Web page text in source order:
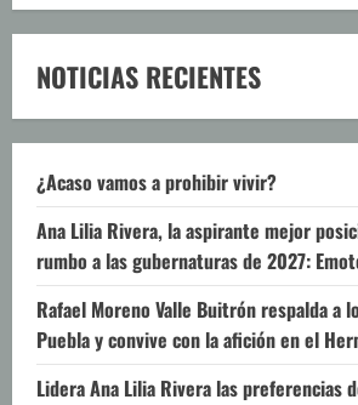
NOTICIAS RECIENTES
¿Acaso vamos a prohibir vivir?
Ana Lilia Rivera, la aspirante mejor
rumbo a las gubernaturas de 2027:
Rafael Moreno Valle Buitrón respalda a
Puebla y convive con la afición en el
Lidera Ana Lilia Rivera las preferencias